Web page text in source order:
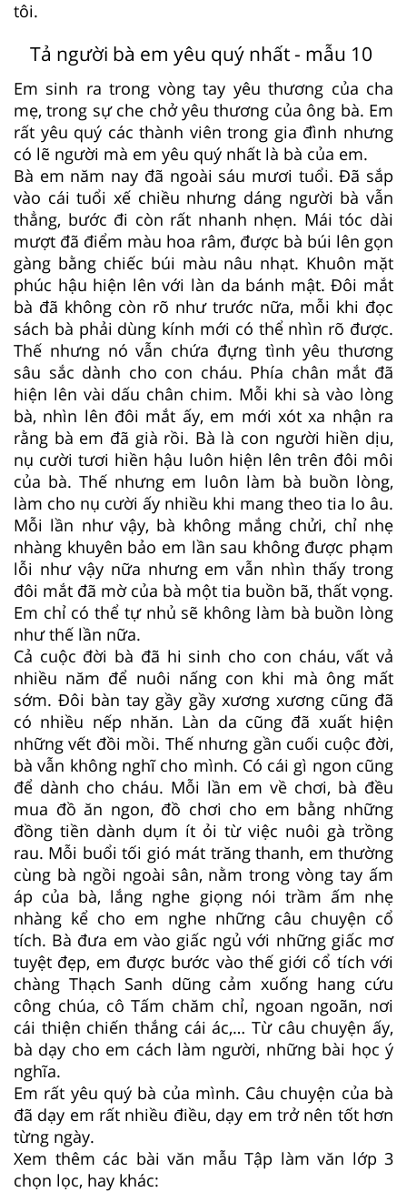
tôi.
Tả người bà em yêu quý nhất - mẫu 10
Em sinh ra trong vòng tay yêu thương của cha
mẹ, trong sự che chở yêu thương của ông bà. Em
rất yêu quý các thành viên trong gia đình nhưng
có lẽ người mà em yêu quý nhất là bà của em.
Bà em năm nay đã ngoài sáu mươi tuổi. Đã sắp
vào cái tuổi xế chiều nhưng dáng người bà vẫn
thẳng, bước đi còn rất nhanh nhẹn. Mái tóc dài
mượt đã điểm màu hoa râm, được bà búi lên gọn
gàng bằng chiếc búi màu nâu nhạt. Khuôn mặt
phúc hậu hiện lên với làn da bánh mật. Đôi mắt
bà đã không còn rõ như trước nữa, mỗi khi đọc
sách bà phải dùng kính mới có thể nhìn rõ được.
Thế nhưng nó vẫn chứa đựng tình yêu thương
sâu sắc dành cho con cháu. Phía chân mắt đã
hiện lên vài dấu chân chim. Mỗi khi sà vào lòng
bà, nhìn lên đôi mắt ấy, em mới xót xa nhận ra
rằng bà em đã già rồi. Bà là con người hiền dịu,
nụ cười tươi hiền hậu luôn hiện lên trên đôi môi
của bà. Thế nhưng em luôn làm bà buồn lòng,
làm cho nụ cười ấy nhiều khi mang theo tia lo âu.
Mỗi lần như vậy, bà không mắng chửi, chỉ nhẹ
nhàng khuyên bảo em lần sau không được phạm
lỗi như vậy nữa nhưng em vẫn nhìn thấy trong
đôi mắt đã mờ của bà một tia buồn bã, thất vọng.
Em chỉ có thể tự nhủ sẽ không làm bà buồn lòng
như thế lần nữa.
Cả cuộc đời bà đã hi sinh cho con cháu, vất vả
nhiều năm để nuôi nấng con khi mà ông mất
sớm. Đôi bàn tay gầy gầy xương xương cũng đã
có nhiều nếp nhăn. Làn da cũng đã xuất hiện
những vết đồi mồi. Thế nhưng gần cuối cuộc đời,
bà vẫn không nghĩ cho mình. Có cái gì ngon cũng
để dành cho cháu. Mỗi lần em về chơi, bà đều
mua đồ ăn ngon, đồ chơi cho em bằng những
đồng tiền dành dụm ít ỏi từ việc nuôi gà trồng
rau. Mỗi buổi tối gió mát trăng thanh, em thường
cùng bà ngồi ngoài sân, nằm trong vòng tay ấm
áp của bà, lắng nghe giọng nói trầm ấm nhẹ
nhàng kể cho em nghe những câu chuyện cổ
tích. Bà đưa em vào giấc ngủ với những giấc mơ
tuyệt đẹp, em được bước vào thế giới cổ tích với
chàng Thạch Sanh dũng cảm xuống hang cứu
công chúa, cô Tấm chăm chỉ, ngoan ngoãn, nơi
cái thiện chiến thắng cái ác,… Từ câu chuyện ấy,
bà dạy cho em cách làm người, những bài học ý
nghĩa.
Em rất yêu quý bà của mình. Câu chuyện của bà
đã dạy em rất nhiều điều, dạy em trở nên tốt hơn
từng ngày.
Xem thêm các bài văn mẫu Tập làm văn lớp 3
chọn lọc, hay khác: